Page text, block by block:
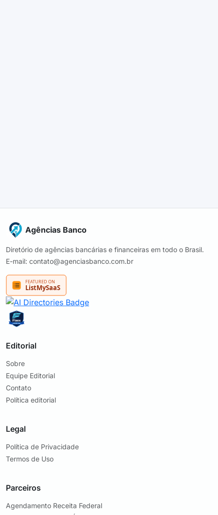
Agências Banco
Diretório de agências bancárias e financeiras em todo o Brasil.
E-mail: contato@agenciasbanco.com.br
Editorial
Sobre
Equipe Editorial
Contato
Política editorial
Legal
Política de Privacidade
Termos de Uso
Parceiros
Agendamento Receita Federal